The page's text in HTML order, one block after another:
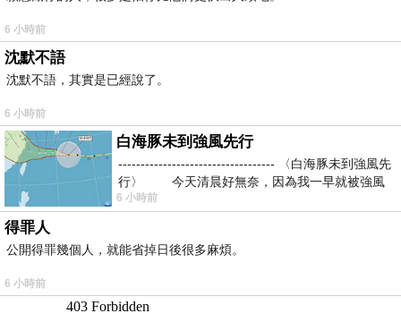
6 小時前
沈默不語
沈默不語，其實是已經說了。
6 小時前
白海豚未到強風先行
----------------------------------- 〈白海豚未到強風先
行〉 今天清晨好無奈，因為我一早就被強風
6 小時前
得罪人
公開得罪幾個人，就能省掉日後很多麻煩。
6 小時前